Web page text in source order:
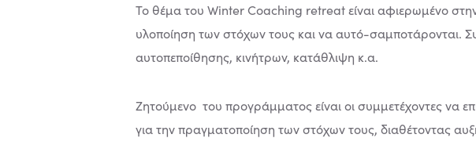
Το θέμα του Winter Coaching retreat είναι αφιερωμένο
υλοποίηση των στόχων τους και να αυτό-σαμποτάρονται.
αυτοπεποίθησης, κινήτρων, κατάθλιψη κ.α.
Ζητούμενο του προγράμματος είναι οι συμμετέχοντες να
για την πραγματοποίηση των στόχων τους, διαθέτοντας